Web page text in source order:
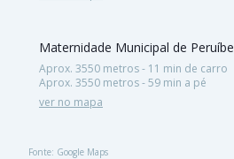
Maternidade Municipal de Peruíbe
Aprox. 3550 metros - 11 min de carro
Aprox. 3550 metros - 59 min a pé
ver no mapa
Fonte: Google Maps